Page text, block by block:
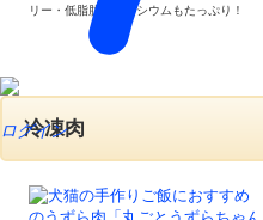
ログイン
リー・低脂肪。カルシウムもたっぷり！
冷凍肉